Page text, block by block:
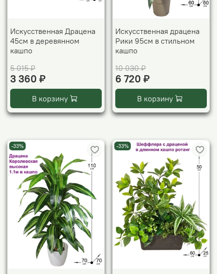
Искусственная Драцена
45см в деревянном
кашпо
5 015 ₽
3 360 ₽
В корзину
Искусственная драцена
Рики 95см в стильном
кашпо
10 030 ₽
6 720 ₽
В корзину
-33% -33%